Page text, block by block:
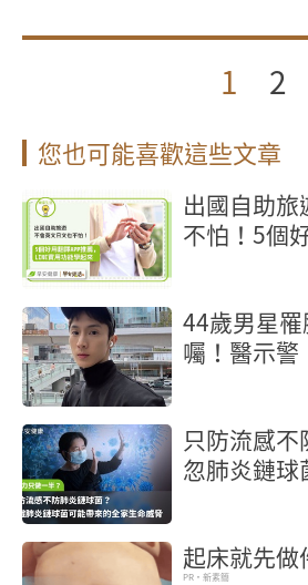
1 2
您也可能喜歡這些文章
出國自助
不怕！5個
44歲男星
囑！醫示警
只防流感
忽肺炎鏈球
起床就先做
PR・新素簡